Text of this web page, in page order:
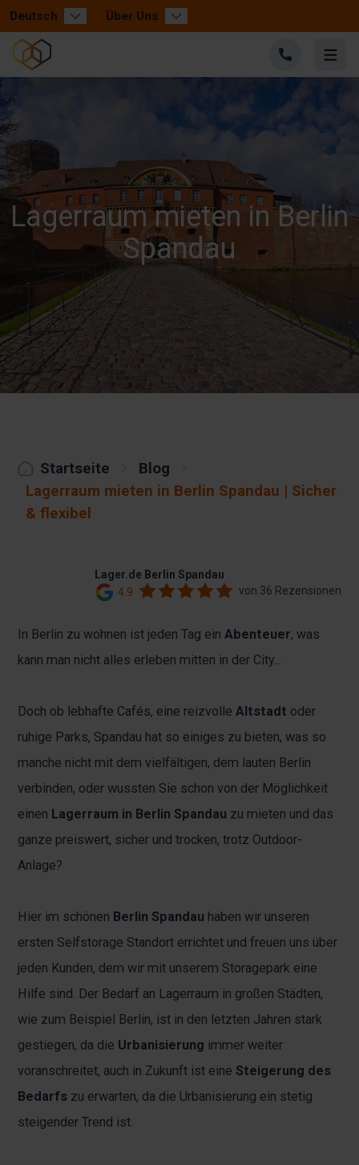
Deutsch Über Uns
Lagerraum mieten in Berlin
Spandau
Startseite
Blog
Lagerraum mieten in Berlin Spandau | Sicher
& flexibel
Lager.de Berlin Spandau
4.9
von 36 Rezensionen
In Berlin zu wohnen ist jeden Tag ein Abenteuer, was
kann man nicht alles erleben mitten in der City...
Doch ob lebhafte Cafés, eine reizvolle Altstadt oder
ruhige Parks, Spandau hat so einiges zu bieten, was so
manche nicht mit dem vielfältigen, dem lauten Berlin
verbinden, oder wussten Sie schon von der Möglichkeit
einen Lagerraum in Berlin Spandau zu mieten und das
ganze preiswert, sicher und trocken, trotz Outdoor-
Anlage?
Hier im schönen Berlin Spandau haben wir unseren
ersten Selfstorage Standort errichtet und freuen uns über
jeden Kunden, dem wir mit unserem Storagepark eine
Hilfe sind. Der Bedarf an Lagerraum in großen Städten,
wie zum Beispiel Berlin, ist in den letzten Jahren stark
gestiegen, da die Urbanisierung immer weiter
voranschreitet, auch in Zukunft ist eine Steigerung des
Bedarfszu erwarten, da die Urbanisierung ein stetig
steigender Trend ist.